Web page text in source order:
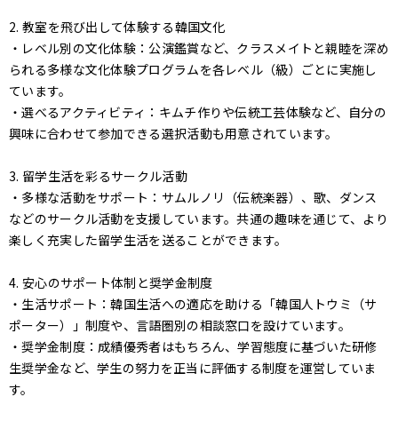
2. 教室を飛び出して体験する韓国文化
・レベル別の文化体験：公演鑑賞など、クラスメイトと親睦を深め
られる多様な文化体験プログラムを各レベル（級）ごとに実施し
ています。
・選べるアクティビティ：キムチ作りや伝統工芸体験など、自分の
興味に合わせて参加できる選択活動も用意されています。
3. 留学生活を彩るサークル活動
・多様な活動をサポート：サムルノリ（伝統楽器）、歌、ダンス
などのサークル活動を支援しています。共通の趣味を通じて、より
楽しく充実した留学生活を送ることができます。
4. 安心のサポート体制と奨学金制度
・生活サポート：韓国生活への適応を助ける「韓国人トウミ（サ
ポーター）」制度や、言語圏別の相談窓口を設けています。
・奨学金制度：成績優秀者はもちろん、学習態度に基づいた研修
生奨学金など、学生の努力を正当に評価する制度を運営していま
す。